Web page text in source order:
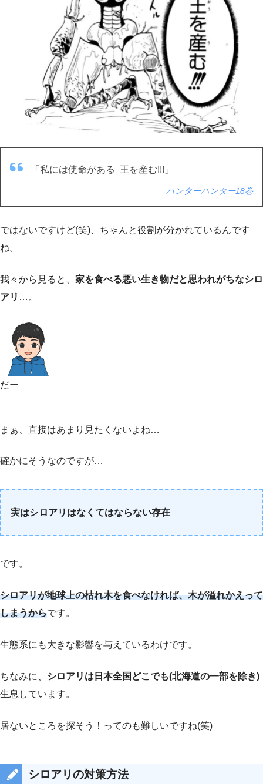
「私には使命がある 王を産む!!!」
ハンターハンター18巻
ではないですけど(笑)、ちゃんと役割が分かれているんです
ね。
我々から見ると、 家を食べる悪い生き物だと思われがちなシロ
アリ …。
だー
まぁ、直接はあまり見たくないよね…
確かにそうなのですが…
実はシロアリはなくてはならない存在
です。
シロアリが地球上の枯れ木を食べなければ、木が溢れかえって
しまうからです。
生態系にも大きな影響を与えているわけです。
ちなみに、 シロアリは日本全国どこでも(北海道の一部を除き)
生息しています。
居ないところを探そう！ってのも難しいですね(笑)
シロアリの対策方法